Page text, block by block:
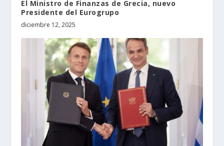
El Ministro de Finanzas de Grecia, nuevo
Presidente del Eurogrupo
diciembre 12, 2025